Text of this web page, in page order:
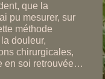
que la
pu mesurer, sur
méthode
douleur,
chirurgicales,
en soi retrouvée…